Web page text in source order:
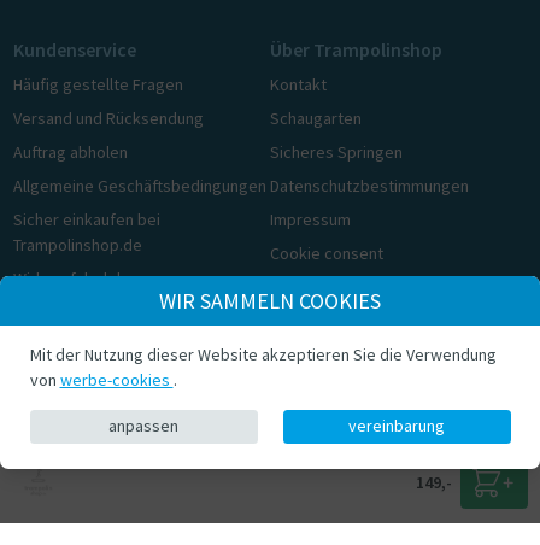
149,-
Kundenservice
Häufig gestellte Fragen
Versand und Rücksendung
Auftrag abholen
Allgemeine Geschäftsbedingungen
Sicher einkaufen bei
Trampolinshop.de
Widerrufsbelehrung
Über Trampolinshop
Kontakt
Schaugarten
Sicheres Springen
Datenschutzbestimmungen
Impressum
Cookie consent
© Trampolinshop.de 2026
WIR SAMMELN COOKIES
Mit der Nutzung dieser Website akzeptieren Sie die Verwendung
von werbe-cookies .
anpassen vereinbarung